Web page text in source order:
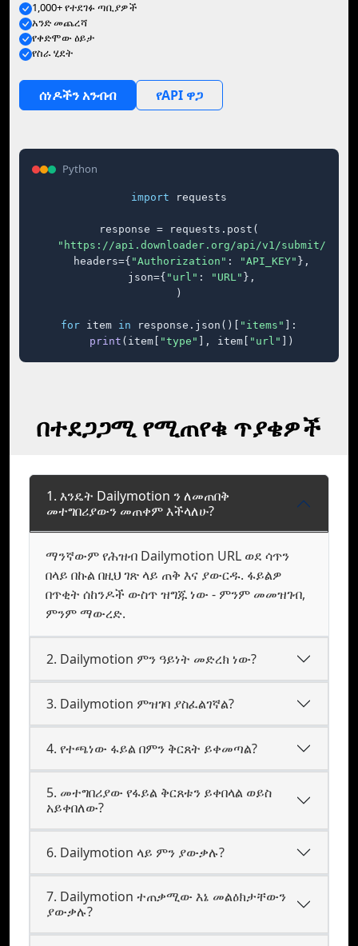
1,000+ የተደገፉ ጣቢያዎች
አንድ መጨረሻ
የቀድሞው ዕይታ
የስራ ሂደት
ሰነዶችን አንብብ የAPI ዋጋ
Python
import requests
response = requests.post(
"https://api.downloader.org/api/v1/submit/"
    headers={
"Authorization" : "API_KEY" },
    json={
"url" : "URL" },
)
for item in response.json()[ "items"
]:
print (item[ "type" ], item[ "url" ])
በተደጋጋሚ የሚጠየቁ ጥያቄዎች
1. እንዴት Dailymotion ን ለመጠበቅ
መተግበሪያውን መጠቀም እችላለሁ?
ማንኛውም የሕዝብ Dailymotion URL ወደ ሳጥን
በላይ በኩል በዚህ ገጽ ላይ ጠቅ እና ያውርዱ. ፋይልዎ
በጥቂት ሰከንዶች ውስጥ ዝግጁ ነው - ምንም መመዝገብ,
ምንም ማውረድ.
2. Dailymotion ምን ዓይነት መድረክ ነው?
3. Dailymotion ምዝገባ ያስፈልገኛል?
4. የተጫነው ፋይል በምን ቅርጸት ይቀመጣል?
5. መተግበሪያው የፋይል ቅርጸቱን ይቀበላል ወይስ
አይቀበለው?
6. Dailymotion ላይ ምን ያውቃሉ?
7. Dailymotion ተጠቃሚው እኔ መልዕክታቸውን
ያውቃሉ?